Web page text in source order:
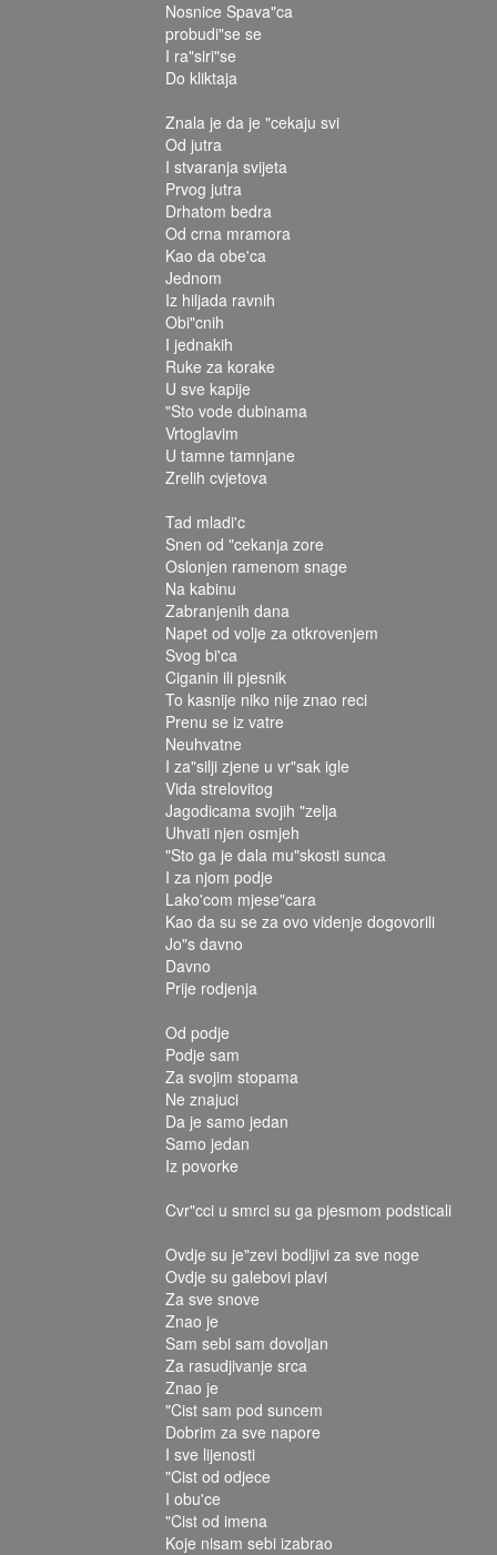
Nosnice Spava"ca
probudi"se se
I ra"siri"se
Do kliktaja
Znala je da je "cekaju svi
Od jutra
I stvaranja svijeta
Prvog jutra
Drhatom bedra
Od crna mramora
Kao da obe'ca
Jednom
Iz hiljada ravnih
Obi"cnih
I jednakih
Ruke za korake
U sve kapije
"Sto vode dubinama
Vrtoglavim
U tamne tamnjane
Zrelih cvjetova
Tad mladi'c
Snen od "cekanja zore
Oslonjen ramenom snage
Na kabinu
Zabranjenih dana
Napet od volje za otkrovenjem
Svog bi'ca
Ciganin ili pjesnik
To kasnije niko nije znao reci
Prenu se iz vatre
Neuhvatne
I za"silji zjene u vr"sak igle
Vida strelovitog
Jagodicama svojih "zelja
Uhvati njen osmjeh
"Sto ga je dala mu"skosti sunca
I za njom podje
Lako'com mjese"cara
Kao da su se za ovo videnje dogovorili
Jo"s davno
Davno
Prije rodjenja
Od podje
Podje sam
Za svojim stopama
Ne znajuci
Da je samo jedan
Samo jedan
Iz povorke
Cvr"cci u smrci su ga pjesmom podsticali
Ovdje su je"zevi bodljivi za sve noge
Ovdje su galebovi plavi
Za sve snove
Znao je
Sam sebi sam dovoljan
Za rasudjivanje srca
Znao je
"Cist sam pod suncem
Dobrim za sve napore
I sve lijenosti
"Cist od odjece
I obu'ce
"Cist od imena
Koje nisam sebi izabrao